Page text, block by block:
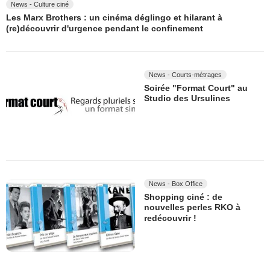
News - Culture ciné
Les Marx Brothers : un cinéma déglingo et hilarant à
(re)découvrir d'urgence pendant le confinement
News - Courts-métrages
Soirée "Format Court" au
Studio des Ursulines
News - Box Office
Shopping ciné : de
nouvelles perles RKO à
redécouvrir !